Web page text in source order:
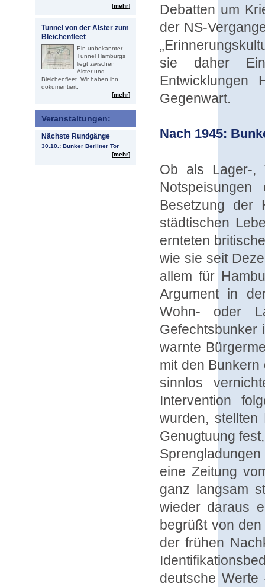
[mehr]
Tunnel von der Alster zum
Bleichenfleet
Ein unbekannter
Tunnel Hamburgs
liegt zwischen
Alster und
Bleichenfleet. Wir haben ihn
dokumentiert.
[mehr]
Veranstaltungen:
Nächste Rundgänge
30.10.: Bunker Berliner Tor
[mehr]
Debatten um
der NS-
sie daher
Entwicklungen
Gegenwart.
Nach 1945:
Ob als Lager-,
Besetzung der
städtischen
ernteten
wie sie seit
allem für
Argument in
Wohn- oder
Gefechtsbunker
warnte
mit den Bunkern
sinnlos
Intervention
wurden, stellten
Genugtuung
eine Zeitung
ganz langsam
wieder daraus
begrüßt von
der frühen
deutsche